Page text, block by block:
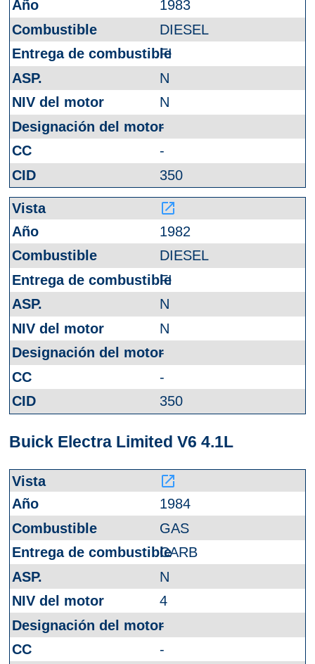
1983
DIESEL
FI
N
N
-
-
350
launch
1982
DIESEL
FI
N
N
-
-
350
Buick Electra Limited V6 4.1L
launch
1984
GAS
CARB
N
4
-
-